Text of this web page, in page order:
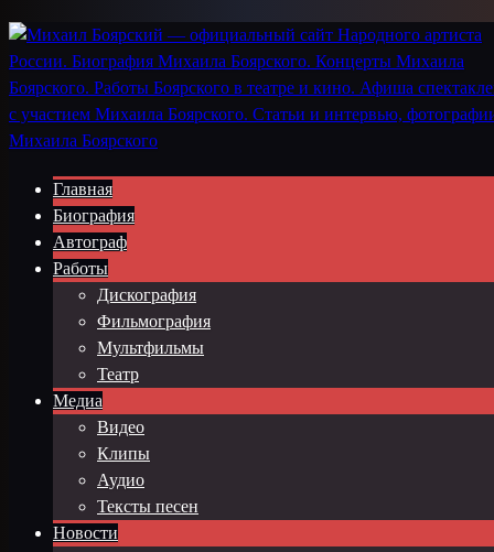
Главная
Биография
Автограф
Работы
Дискография
Фильмография
Мультфильмы
Театр
Медиа
Видео
Клипы
Аудио
Тексты песен
Новости